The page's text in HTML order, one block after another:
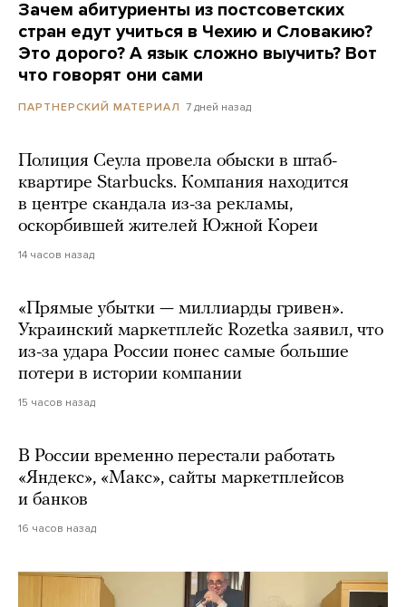
Зачем абитуриенты из постсоветских
стран едут учиться в Чехию и Словакию?
Это дорого? А язык сложно выучить? Вот
что говорят они сами
ПАРТНЕРСКИЙ МАТЕРИАЛ 7 дней назад
Полиция Сеула провела обыски в штаб-
квартире Starbucks. Компания находится
в центре скандала из-за рекламы,
оскорбившей жителей Южной Кореи
14 часов назад
«Прямые убытки — миллиарды гривен».
Украинский маркетплейс Rozetka заявил, что
из-за удара России понес самые большие
потери в истории компании
15 часов назад
В России временно перестали работать
«Яндекс», «Макс», сайты маркетплейсов
и банков
16 часов назад